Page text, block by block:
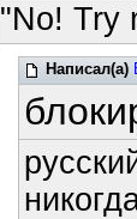
"No! Try
Написал(а)